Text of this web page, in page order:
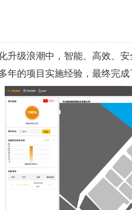
升级浪潮中，智能、高效、
年的项目实施经验，最终完成